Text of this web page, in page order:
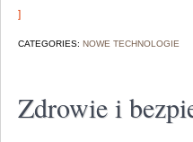
]
CATEGORIES: NOWE TECHNOLOGIE
Zdrowie i